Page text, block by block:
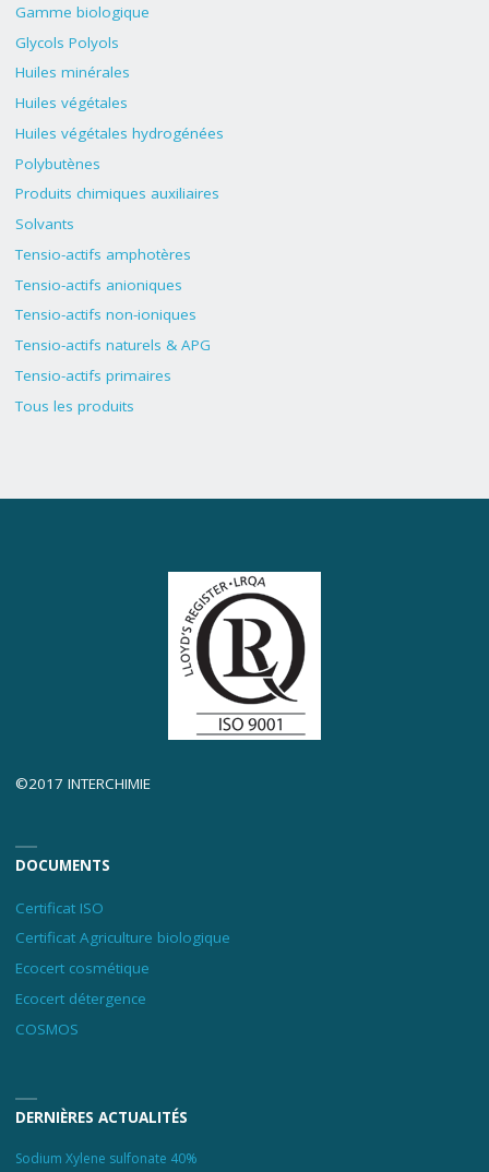
Gamme biologique
Glycols Polyols
Huiles minérales
Huiles végétales
Huiles végétales hydrogénées
Polybutènes
Produits chimiques auxiliaires
Solvants
Tensio-actifs amphotères
Tensio-actifs anioniques
Tensio-actifs non-ioniques
Tensio-actifs naturels & APG
Tensio-actifs primaires
Tous les produits
©2017 INTERCHIMIE
DOCUMENTS
Certificat ISO
Certificat Agriculture biologique
Ecocert cosmétique
Ecocert détergence
COSMOS
DERNIÈRES ACTUALITÉS
Sodium Xylene sulfonate 40%